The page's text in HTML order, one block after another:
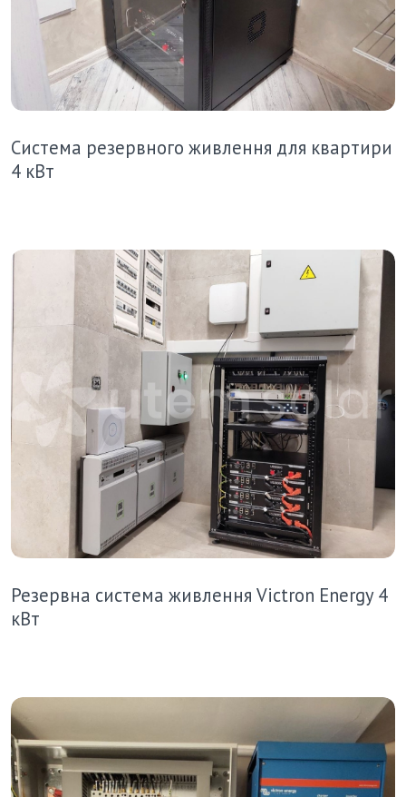
Система резервного живлення для квартири
4 кВт
Резервна система живлення Victron Energy 4
кВт